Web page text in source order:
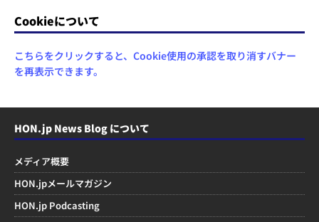
Cookieについて
こちらをクリックすると、Cookie使用の承認を取り消すバナー
を再表示できます。
HON.jp News Blog について
メディア概要
HON.jpメールマガジン
HON.jp Podcasting